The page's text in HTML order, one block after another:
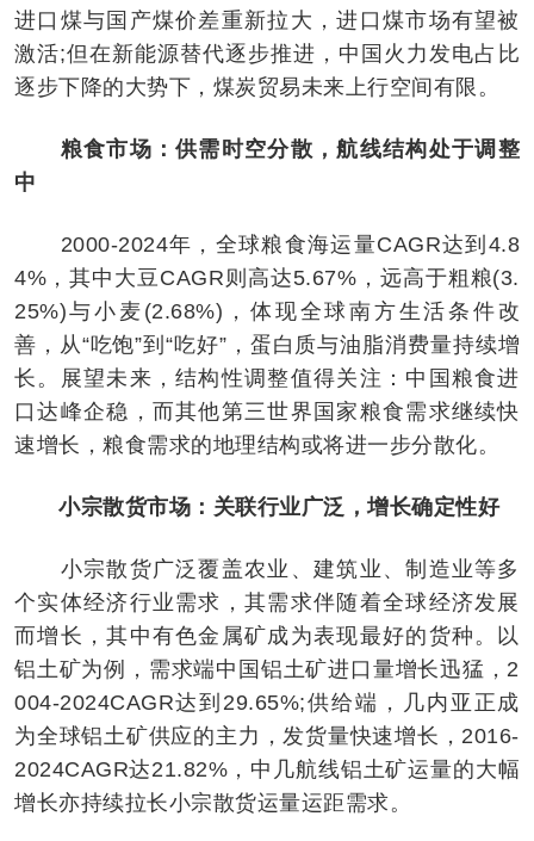
进口煤与国产煤价差重新拉大，进口煤市场有望被
激活;但在新能源替代逐步推进，中国火力发电占比
逐步下降的大势下，煤炭贸易未来上行空间有限。
粮食市场：供需时空分散，航线结构处于调整
中
2000-2024年，全球粮食海运量CAGR达到4.8
4%，其中大豆CAGR则高达5.67%，远高于粗粮(3.
25%)与小麦(2.68%)，体现全球南方生活条件改
善，从“吃饱”到“吃好”，蛋白质与油脂消费量持续增
长。展望未来，结构性调整值得关注：中国粮食进
口达峰企稳，而其他第三世界国家粮食需求继续快
速增长，粮食需求的地理结构或将进一步分散化。
小宗散货市场：关联行业广泛，增长确定性好
小宗散货广泛覆盖农业、建筑业、制造业等多
个实体经济行业需求，其需求伴随着全球经济发展
而增长，其中有色金属矿成为表现最好的货种。以
铝土矿为例，需求端中国铝土矿进口量增长迅猛，2
004-2024CAGR达到29.65%;供给端，几内亚正成
为全球铝土矿供应的主力，发货量快速增长，2016-
2024CAGR达21.82%，中几航线铝土矿运量的大幅
增长亦持续拉长小宗散货运量运距需求。